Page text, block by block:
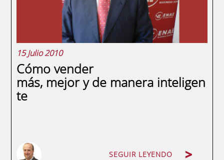
15 Julio 2010
Cómo vender
más, mejor y de manera inteligen
te
SEGUIR LEYENDO